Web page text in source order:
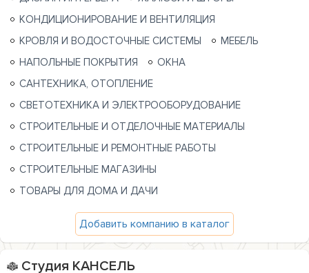
КОНДИЦИОНИРОВАНИЕ И ВЕНТИЛЯЦИЯ
КРОВЛЯ И ВОДОСТОЧНЫЕ СИСТЕМЫ
МЕБЕЛЬ
НАПОЛЬНЫЕ ПОКРЫТИЯ
ОКНА
САНТЕХНИКА, ОТОПЛЕНИЕ
СВЕТОТЕХНИКА И ЭЛЕКТРООБОРУДОВАНИЕ
СТРОИТЕЛЬНЫЕ И ОТДЕЛОЧНЫЕ МАТЕРИАЛЫ
СТРОИТЕЛЬНЫЕ И РЕМОНТНЫЕ РАБОТЫ
СТРОИТЕЛЬНЫЕ МАГАЗИНЫ
ТОВАРЫ ДЛЯ ДОМА И ДАЧИ
Добавить компанию в каталог
Студия КАНСЕЛЬ